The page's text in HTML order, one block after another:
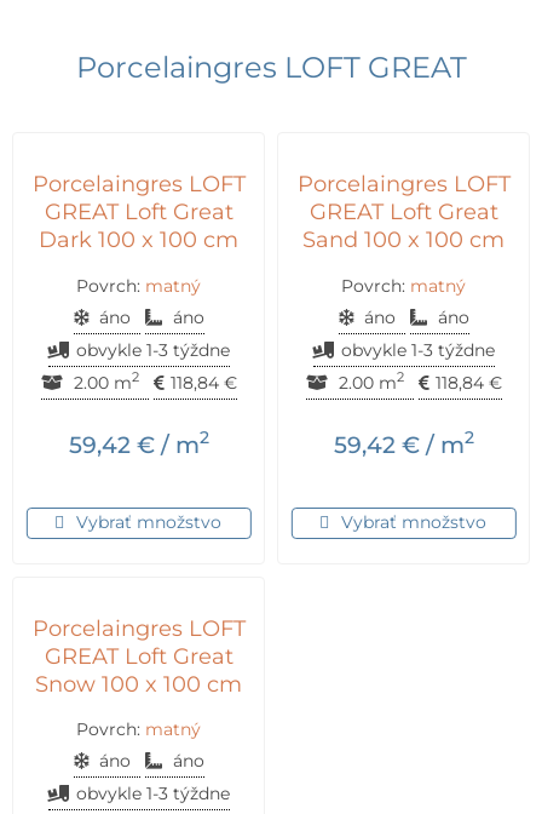
Porcelaingres LOFT GREAT
Porcelaingres LOFT
GREAT Loft Great
Dark 100 x 100 cm
Povrch: matný
áno
áno
obvykle 1-3 týždne
2.00 m2 118,84 €
59,42 €/ m2
Vybrať množstvo
Porcelaingres LOFT
GREAT Loft Great
Sand 100 x 100 cm
Povrch: matný
áno
áno
obvykle 1-3 týždne
2.00 m2 118,84 €
59,42 €/ m2
Vybrať množstvo
Porcelaingres LOFT
GREAT Loft Great
Snow 100 x 100 cm
Povrch: matný
áno
áno
obvykle 1-3 týždne